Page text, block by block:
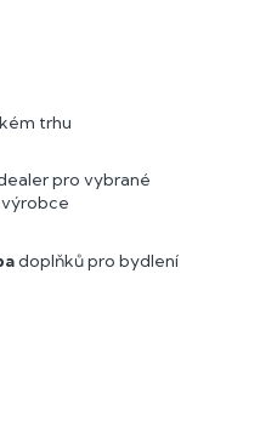
trhu
pro vybrané
výrobce
doplňků pro bydlení